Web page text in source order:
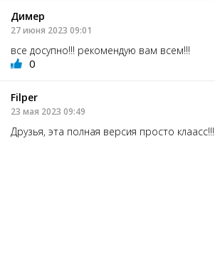
Димер
27 июня 2023 09:01
все досупно!!! рекомендую вам всем!!!
0
Filper
23 мая 2023 09:49
Друзья, эта полная версия просто клаасс!!!